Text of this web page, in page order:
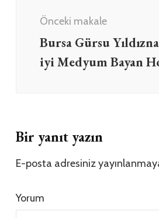
dolaşımı
Önceki makale
Bursa Gürsu
iyi Medyum Bayan
Bir yanıt yazın
E-posta adresiniz
Yorum